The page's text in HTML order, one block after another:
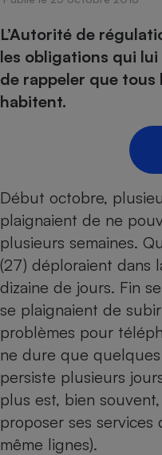
L’Autorité de
les obligations qui
de rappeler que tous
habitent.
Début octobre,
plaignaient de ne
plusieurs semaines.
(27) déploraient dans
dizaine de jours. Fin
se plaignaient de
problèmes pour
ne dure que quelques
persiste plusieurs
plus est, bien
proposer ses
même lignes).
Choisir son fioul
Choisir son pellet
Comparateur
Energie Moins
Tous les
Toutes les cartes
nous ?